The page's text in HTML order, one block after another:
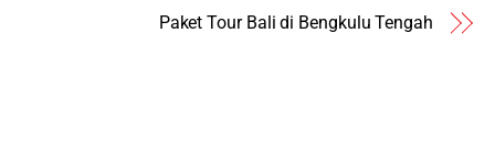
Paket Tour Bali di Bengkulu Tengah